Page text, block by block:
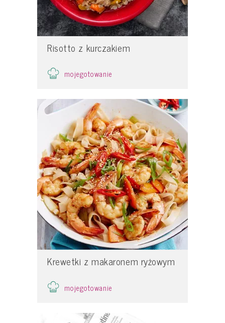
Risotto z kurczakiem
mojegotowanie
Krewetki z makaronem ryżowym
mojegotowanie